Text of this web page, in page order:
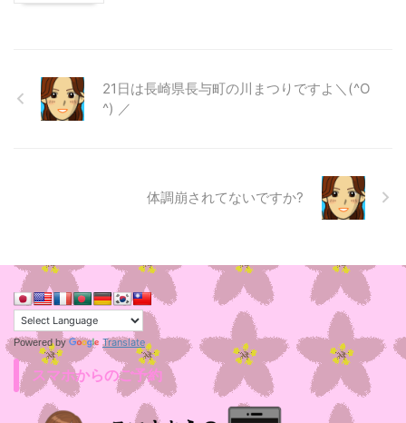
21日は長崎県長与町の川まつりですよ＼(^O
^) ／
体調崩されてないですか?
Powered by Translate
スマホからのご予約